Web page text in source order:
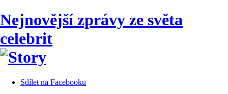
Nejnovější zprávy ze světa
celebrit
Sdílet na Facebooku